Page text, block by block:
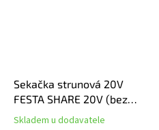
Sekačka strunová 20V
FESTA SHARE 20V (bez
baterie a nabíječky)
Průměrné
Skladem u dodavatele